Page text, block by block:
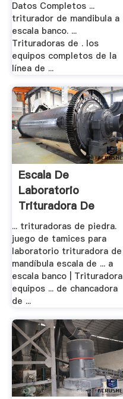
Datos Completos ...
triturador de mandibula a
escala banco. ...
Trituradoras de . los
equipos completos de la
línea de ...
Escala De
Laboratorio
Trituradora De
Mandíbula .
... trituradoras de piedra.
juego de tamices para
laboratorio trituradora de
mandíbula escala de ... a
escala banco | Trituradora
equipos ... de chancadora
de ...